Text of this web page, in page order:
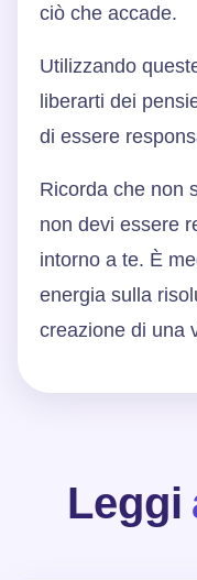
ciò che accade.
Utilizzando
liberarti dei
di essere
Ricorda che non
non devi essere
intorno a te. È
energia sulla
creazione di una
Leggi